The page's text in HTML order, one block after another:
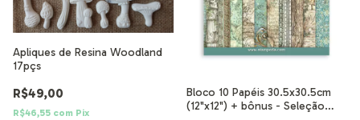
Apliques de Resina Woodland
17pçs
R$49,00
R$46,55 com Pix
Bloco 10 Papéis 30.5x30.5cm
(12"x12") + bônus - Seleção